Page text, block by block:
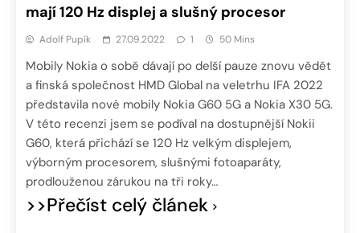
mají 120 Hz displej a slušný procesor
Adolf Pupík 27.09.2022 1 50 Mins
Mobily Nokia o sobě dávají po delší pauze znovu vědět
a finská společnost HMD Global na veletrhu IFA 2022
představila nové mobily Nokia G60 5G a Nokia X30 5G.
V této recenzi jsem se podíval na dostupnější Nokii
G60, která přichází se 120 Hz velkým displejem,
výborným procesorem, slušnými fotoaparáty,
prodlouženou zárukou na tři roky…
>>Přečíst celý článek